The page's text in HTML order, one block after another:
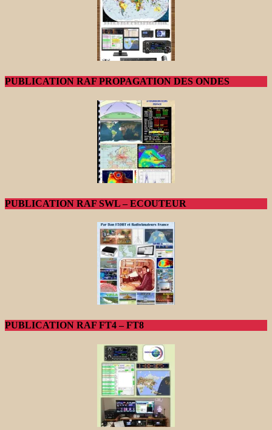
PUBLICATION RAF PROPAGATION DES ONDES
PUBLICATION RAF SWL – ECOUTEUR
PUBLICATION RAF FT4 – FT8